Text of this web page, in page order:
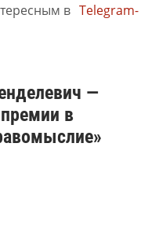
в Telegram-
—
в